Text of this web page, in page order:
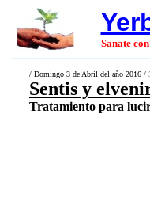
Sanate
/ Domingo 3 de Abril del año 2016 /
Sentis y
Tratamiento para